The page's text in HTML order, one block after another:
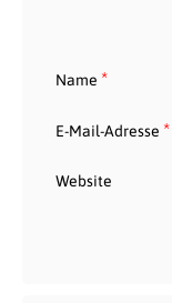
Name *
E-Mail-Adresse *
Website